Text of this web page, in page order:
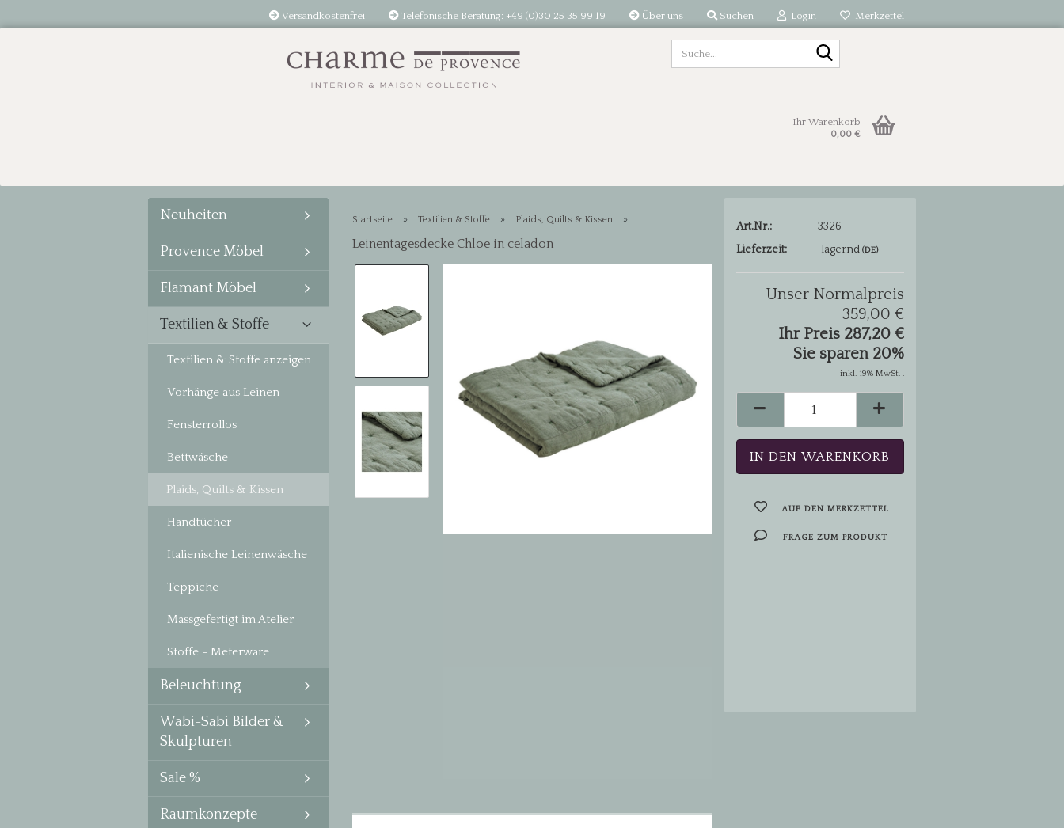
Versandkostenfrei Telefonische Beratung: +49 (0)30 25 35 99 19 Über uns Suchen Login Merkzettel
Ihr Warenkorb
0,00 €
Startseite » Textilien & Stoffe » Plaids, Quilts & Kissen »
Leinentagesdecke Chloe in celadon
Art.Nr.:
3326
Lieferzeit:
lagernd(DE)
Unser Normalpreis
359,00 €
Ihr Preis 287,20 €
Sie sparen 20%
inkl. 19% MwSt. .
AUF DEN MERKZETTEL
FRAGE ZUM PRODUKT
Neuheiten
Provence Möbel
Flamant Möbel
Textilien & Stoffe
Textilien & Stoffe anzeigen
Vorhänge aus Leinen
Fensterrollos
Bettwäsche
Plaids, Quilts & Kissen
Handtücher
Italienische Leinenwäsche
Teppiche
Massgefertigt im Atelier
Stoffe - Meterware
Beleuchtung
Wabi-Sabi Bilder &
Skulpturen
Sale %
Raumkonzepte